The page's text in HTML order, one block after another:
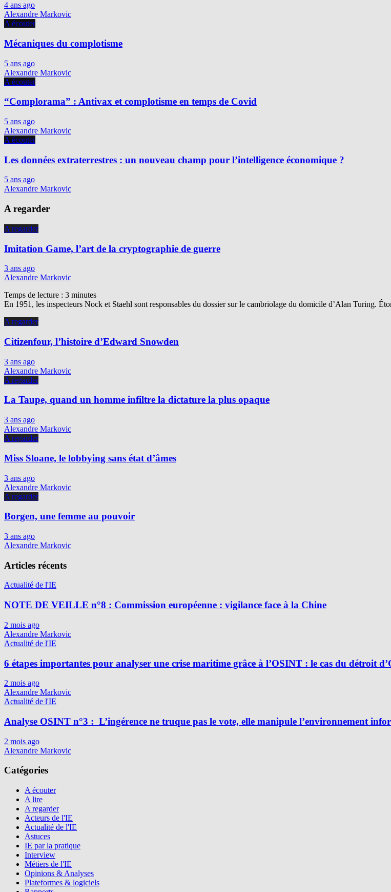
4 ans ago
Alexandre Markovic
A écouter
Mécaniques du complotisme
5 ans ago
Alexandre Markovic
A écouter
“Complorama” : Antivax et complotisme en temps de Covid
5 ans ago
Alexandre Markovic
A écouter
Les données extraterrestres : un nouveau champ pour l’intelligence économique ?
5 ans ago
Alexandre Markovic
A regarder
A regarder
Imitation Game, l’art de la cryptographie de guerre
3 ans ago
Alexandre Markovic
Temps de lecture : 3 minutes
En 1951, les inspecteurs Nock et Staehl sont responsables du dossier sur le cambriolage du domicile d’Alan Turing.
A regarder
Citizenfour, l’histoire d’Edward Snowden
3 ans ago
Alexandre Markovic
A regarder
La Taupe, quand un homme infiltre la dictature la plus opaque
3 ans ago
Alexandre Markovic
A regarder
Miss Sloane, le lobbying sans état d’âmes
3 ans ago
Alexandre Markovic
A regarder
Borgen, une femme au pouvoir
3 ans ago
Alexandre Markovic
Articles récents
Actualité de l'IE
NOTE DE VEILLE n°8 : Commission européenne : vigilance face à la Chine
2 mois ago
Alexandre Markovic
Actualité de l'IE
6 étapes importantes pour analyser une crise maritime grâce à l’OSINT : le cas du détroit
2 mois ago
Alexandre Markovic
Actualité de l'IE
Analyse OSINT n°3 : L’ingérence ne truque pas le vote, elle manipule l’environnement
2 mois ago
Alexandre Markovic
Catégories
A écouter
A lire
A regarder
Acteurs de l'IE
Actualité de l'IE
Astuces
IE par la pratique
Interview
Métiers de l'IE
Opinions & Analyses
Plateformes & logiciels